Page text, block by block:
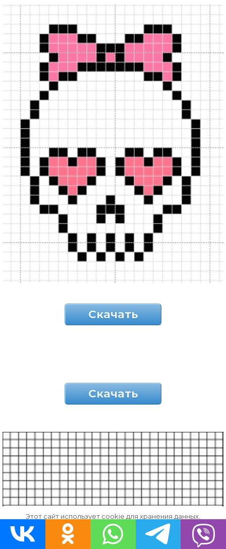
Скачать
Скачать
Этот сайт использует cookie для хранения данных.
Продолжая использовать сайт, Вы даете свое согласие на
работу с этими файлами.
OK